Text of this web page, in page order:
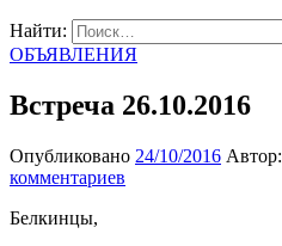
Найти:
ОБЪЯВЛЕНИЯ
Встреча 26.10.2016
Опубликовано 24/10/2016 Автор:
комментариев
Белкинцы,